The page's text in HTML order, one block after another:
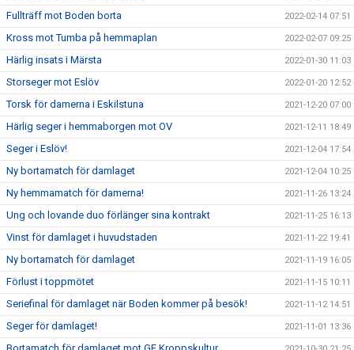
Fullträff mot Boden borta 2022-02-14 07:51
Kross mot Tumba på hemmaplan 2022-02-07 09:25
Härlig insats i Märsta 2022-01-30 11:03
Storseger mot Eslöv 2022-01-20 12:52
Torsk för damerna i Eskilstuna 2021-12-20 07:00
Härlig seger i hemmaborgen mot OV 2021-12-11 18:49
Seger i Eslöv! 2021-12-04 17:54
Ny bortamatch för damlaget 2021-12-04 10:25
Ny hemmamatch för damerna! 2021-11-26 13:24
Ung och lovande duo förlänger sina kontrakt 2021-11-25 16:13
Vinst för damlaget i huvudstaden 2021-11-22 19:41
Ny bortamatch för damlaget 2021-11-19 16:05
Förlust i toppmötet 2021-11-15 10:11
Seriefinal för damlaget när Boden kommer på besök! 2021-11-12 14:51
Seger för damlaget! 2021-11-01 13:36